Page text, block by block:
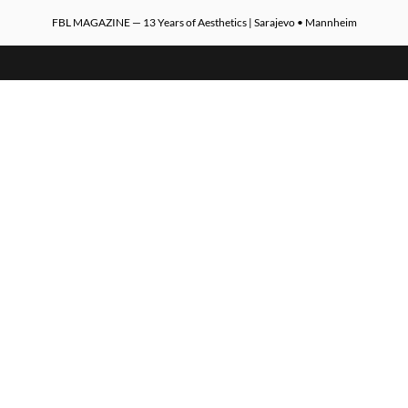
FBL MAGAZINE — 13 Years of Aesthetics | Sarajevo • Mannheim